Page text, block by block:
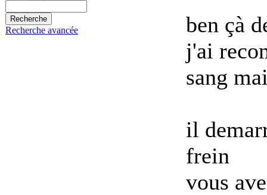
Recherche avancée
ben çà
j'ai
sang
il
frein
vous